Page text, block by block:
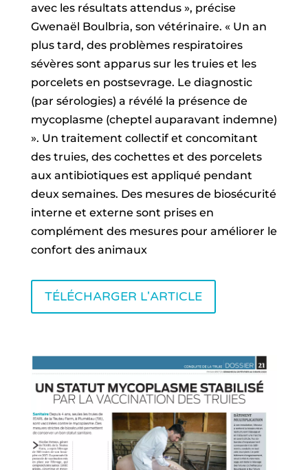
avec les résultats attendus », précise
Gwenaël Boulbria, son vétérinaire. « Un an
plus tard, des problèmes respiratoires
sévères sont apparus sur les truies et les
porcelets en postsevrage. Le diagnostic
(par sérologies) a révélé la présence de
mycoplasme (cheptel auparavant indemne)
». Un traitement collectif et concomitant
des truies, des cochettes et des porcelets
aux antibiotiques est appliqué pendant
deux semaines. Des mesures de biosécurité
interne et externe sont prises en
complément des mesures pour améliorer le
confort des animaux
TÉLÉCHARGER L'ARTICLE